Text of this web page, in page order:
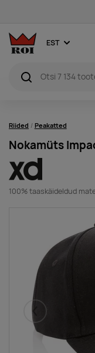
EST
Riided Peakatted
Nokamüts
100% taaskäideldud
Eelmised